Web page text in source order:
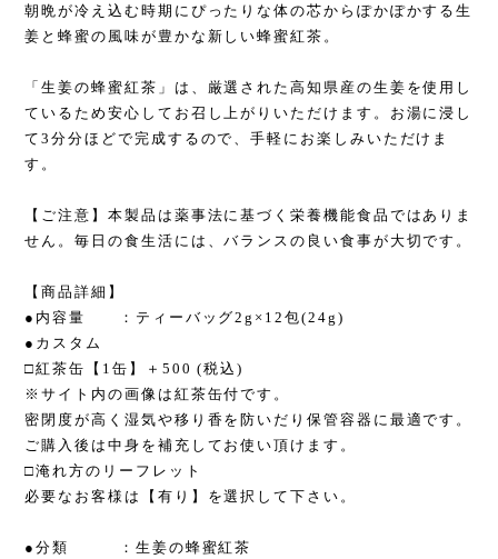
朝晩が冷え込む時期にぴったりな体の芯からぽかぽかする生
姜と蜂蜜の風味が豊かな新しい蜂蜜紅茶。
「生姜の蜂蜜紅茶」は、厳選された高知県産の生姜を使用し
ているため安心してお召し上がりいただけます。お湯に浸し
て3分分ほどで完成するので、手軽にお楽しみいただけま
す。
【ご注意】本製品は薬事法に基づく栄養機能食品ではありま
せん。毎日の食生活には、バランスの良い食事が大切です。
【商品詳細】
●内容量 ：ティーバッグ2g×12包(24g)
●カスタム
□紅茶缶【1缶】＋500 (税込)
※サイト内の画像は紅茶缶付です。
密閉度が高く湿気や移り香を防いだり保管容器に最適です。
ご購入後は中身を補充してお使い頂けます。
□淹れ方のリーフレット
必要なお客様は【有り】を選択して下さい。
●分類 ：生姜の蜂蜜紅茶